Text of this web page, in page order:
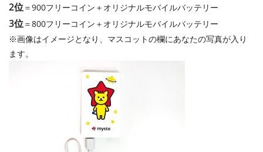
2位＝900フリーコイン＋オリジナルモバイルバッテリー
3位＝800フリーコイン＋オリジナルモバイルバッテリー
※画像はイメージとなり、マスコットの欄にあなたの写真が入り
ます。